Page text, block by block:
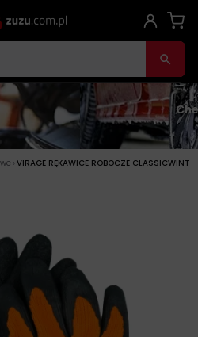
› VIRAGE RĘKAWICE ROBOCZE CLASSICWINT